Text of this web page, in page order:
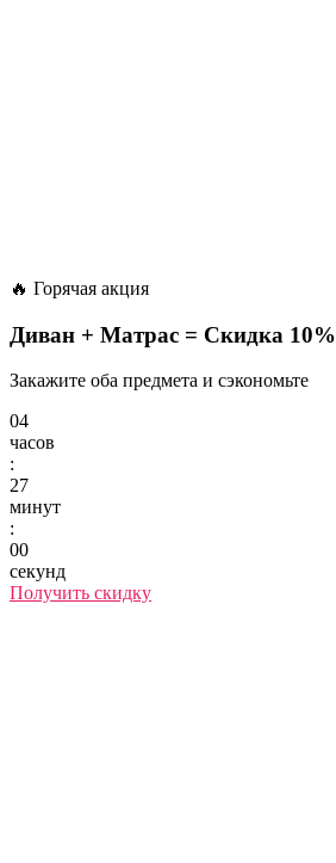
🔥 Горячая акция
Диван + Матрас = Скидка 10%
Закажите оба предмета и сэкономьте
04
часов
:
27
минут
:
00
секунд
Получить скидку